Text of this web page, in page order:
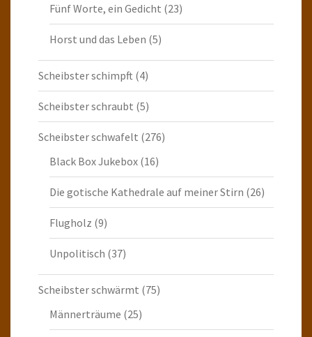
Fünf Worte, ein Gedicht (23)
Horst und das Leben (5)
Scheibster schimpft (4)
Scheibster schraubt (5)
Scheibster schwafelt (276)
Black Box Jukebox (16)
Die gotische Kathedrale auf meiner Stirn (26)
Flugholz (9)
Unpolitisch (37)
Scheibster schwärmt (75)
Männerträume (25)